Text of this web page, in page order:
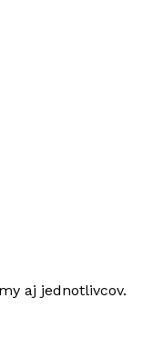
aj jednotlivcov.